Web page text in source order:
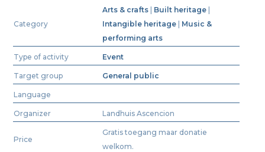
Category
Arts & crafts Built heritage
Intangible heritage
Music &
performing arts
Type of activity Event
Target group General public
Language
Organizer Landhuis Ascencion
Price
Gratis toegang maar donatie
welkom.